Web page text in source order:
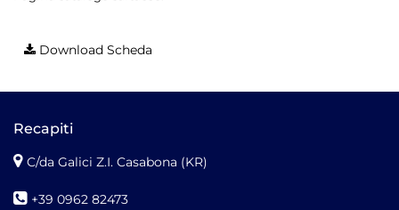
Download Scheda
Recapiti
C/da Galici Z.I. Casabona (KR)
+39 0962 82473